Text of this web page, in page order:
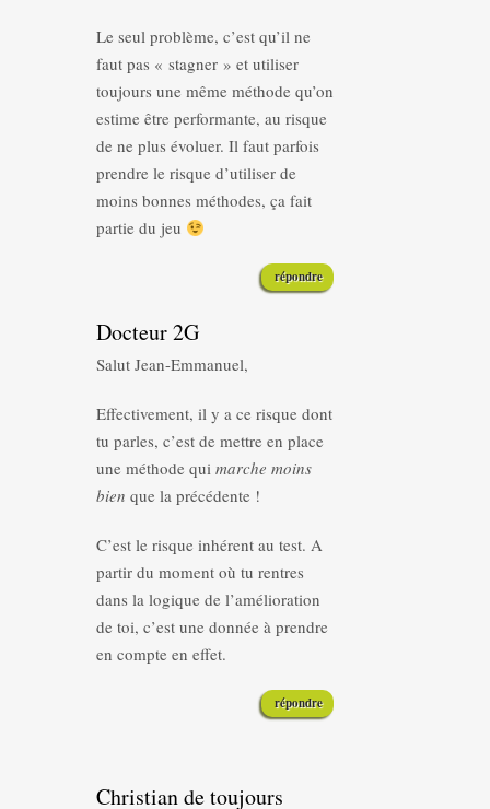
Le seul problème, c’est qu’il ne
faut pas « stagner » et utiliser
toujours une même méthode qu’on
estime être performante, au risque
de ne plus évoluer. Il faut parfois
prendre le risque d’utiliser de
moins bonnes méthodes, ça fait
partie du jeu
répondre
Docteur 2G
Salut Jean-Emmanuel,
Effectivement, il y a ce risque dont
tu parles, c’est de mettre en place
une méthode qui marche moins
bien que la précédente !
C’est le risque inhérent au test. A
partir du moment où tu rentres
dans la logique de l’amélioration
de toi, c’est une donnée à prendre
en compte en effet.
répondre
Christian de toujours